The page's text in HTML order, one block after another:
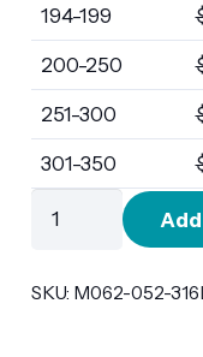
194-199
200-250
251-300
301-350
052-
quantity
SKU: M062-052-316L